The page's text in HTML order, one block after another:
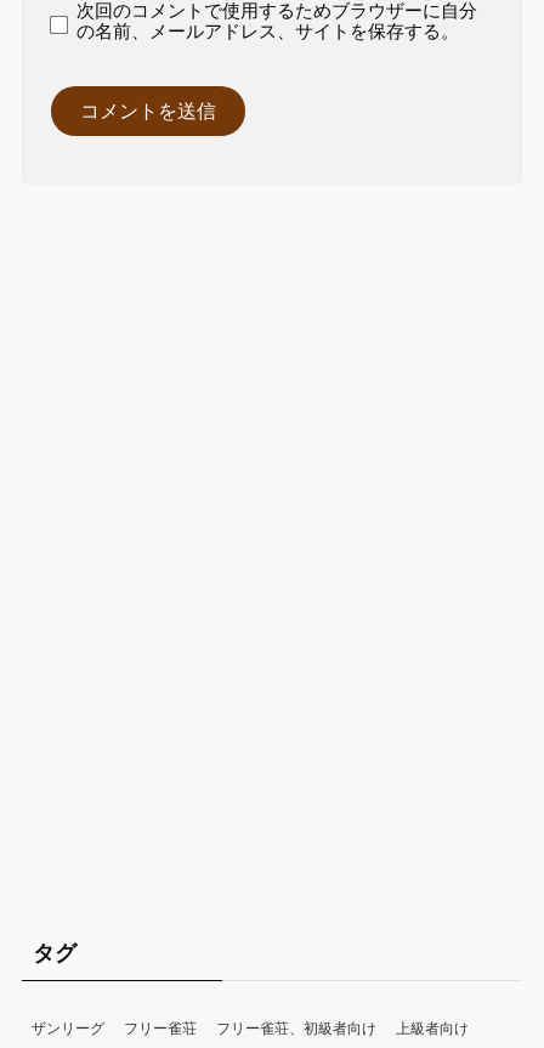
次回のコメントで使用するためブラウザーに自分
の名前、メールアドレス、サイトを保存する。
タグ
ザンリーグ フリー雀荘 フリー雀荘、初級者向け 上級者向け